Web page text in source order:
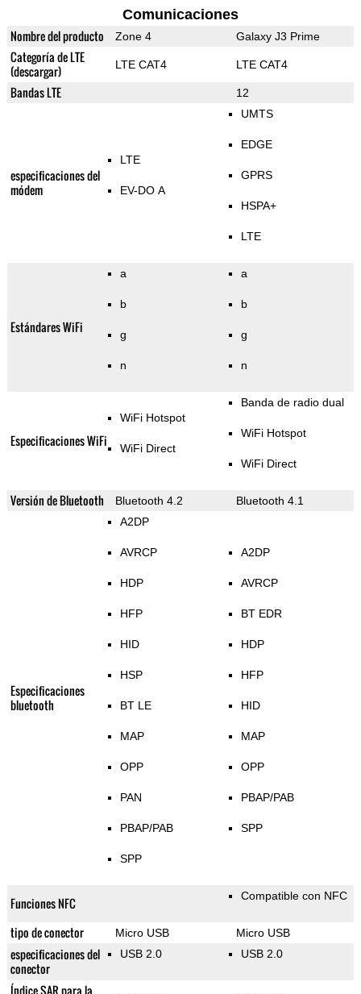
Comunicaciones
Nombre del producto Zone 4 Galaxy J3 Prime
Categoría de LTE
(descargar)
LTE CAT4 LTE CAT4
Bandas LTE 12
especificaciones del
módem
LTE
EV-DO A
UMTS
EDGE
GPRS
HSPA+
LTE
Estándares WiFi
a
b
g
n
a
b
g
n
Especificaciones WiFi
WiFi Hotspot
WiFi Direct
Banda de radio dual
WiFi Hotspot
WiFi Direct
Versión de Bluetooth Bluetooth 4.2 Bluetooth 4.1
Especificaciones
bluetooth
A2DP
AVRCP
HDP
HFP
HID
HSP
BT LE
MAP
OPP
PAN
PBAP/PAB
SPP
A2DP
AVRCP
BT EDR
HDP
HFP
HID
MAP
OPP
PBAP/PAB
SPP
Funciones NFC Compatible con NFC
tipo de conector Micro USB Micro USB
especificaciones del
conector
USB 2.0 USB 2.0
Índice SAR para la